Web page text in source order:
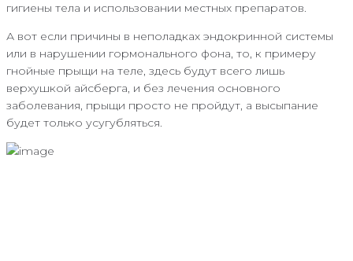
гигиены тела и использовании местных препаратов.
А вот если причины в неполадках эндокринной системы
или в нарушении гормонального фона, то, к примеру
гнойные прыщи на теле, здесь будут всего лишь
верхушкой айсберга, и без лечения основного
заболевания, прыщи просто не пройдут, а высыпание
будет только усугубляться.